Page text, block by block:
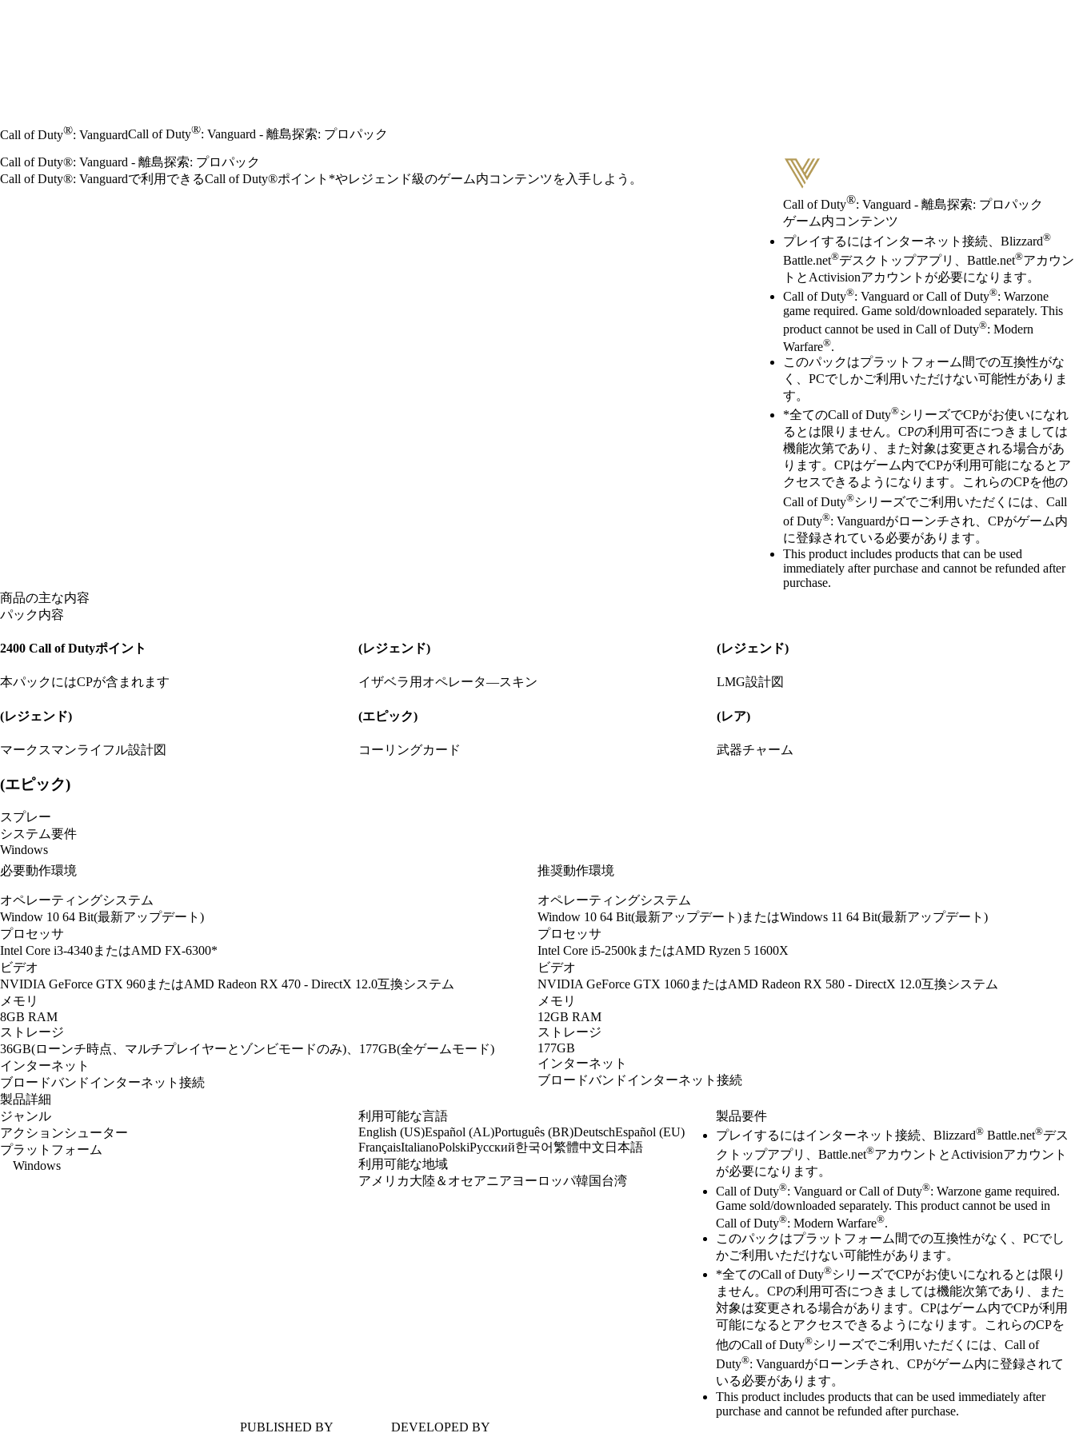
Call of Duty®: VanguardCall of Duty®: Vanguard - 離島探索: プロパック
Call of Duty®: Vanguard - 離島探索: プロパック
ゲーム内コンテンツ
価格
Available actions
プレイするにはインターネット接続、Blizzard®
Battle.net®デスクトップアプリ、Battle.net®アカウン
トとActivisionアカウントが必要になります。
Call of Duty®: Vanguard or Call of Duty®: Warzone
game required. Game sold/downloaded separately. This
product cannot be used in Call of Duty®: Modern
Warfare®.
このパックはプラットフォーム間での互換性がな
く、PCでしかご利用いただけない可能性がありま
す。
*全てのCall of Duty®シリーズでCPがお使いになれ
るとは限りません。CPの利用可否につきましては
機能次第であり、また対象は変更される場合があ
ります。CPはゲーム内でCPが利用可能になるとア
クセスできるようになります。これらのCPを他の
Call of Duty®シリーズでご利用いただくには、Call
of Duty®: Vanguardがローンチされ、CPがゲーム内
に登録されている必要があります。
This product includes products that can be used
immediately after purchase and cannot be refunded after
purchase.
Call of Duty®: Vanguard - 離島探索: プロパック
Call of Duty®: Vanguardで利用できるCall of Duty®ポイント*やレジェンド級のゲーム内コンテンツを入手しよう。
商品の主な内容
パック内容
2400 Call of Dutyポイント
本パックにはCPが含まれます
(レジェンド)
イザベラ用オペレータ―スキン
(レジェンド)
LMG設計図
(レジェンド)
マークスマンライフル設計図
(エピック)
コーリングカード
(レア)
武器チャーム
(エピック)
スプレー
システム要件
Windows
必要動作環境
オペレーティングシステム
Window 10 64 Bit(最新アップデート)
プロセッサ
Intel Core i3-4340またはAMD FX-6300*
ビデオ
NVIDIA GeForce GTX 960またはAMD Radeon RX 470 - DirectX 12.0互換システム
メモリ
8GB RAM
ストレージ
36GB(ローンチ時点、マルチプレイヤーとゾンビモードのみ)、177GB(全ゲームモード)
インターネット
ブロードバンドインターネット接続
推奨動作環境
オペレーティングシステム
Window 10 64 Bit(最新アップデート)またはWindows 11 64 Bit(最新アップデート)
プロセッサ
Intel Core i5-2500kまたはAMD Ryzen 5 1600X
ビデオ
NVIDIA GeForce GTX 1060またはAMD Radeon RX 580 - DirectX 12.0互換システム
メモリ
12GB RAM
ストレージ
177GB
インターネット
ブロードバンドインターネット接続
製品詳細
ジャンル
アクションシューター
プラットフォーム
Windows
利用可能な言語
English (US)Español (AL)Português (BR)DeutschEspañol (EU)
FrançaisItalianoPolskiРусский한국어繁體中文 日本語
利用可能な地域
アメリカ大陸＆オセアニアヨーロッパ韓国台湾
製品要件
プレイするにはインターネット接続、Blizzard® Battle.net®デス
クトップアプリ、Battle.net®アカウントとActivisionアカウント
が必要になります。
Call of Duty®: Vanguard or Call of Duty®: Warzone game required.
Game sold/downloaded separately. This product cannot be used in
Call of Duty®: Modern Warfare®.
このパックはプラットフォーム間での互換性がなく、PCでし
かご利用いただけない可能性があります。
*全てのCall of Duty®シリーズでCPがお使いになれるとは限り
ません。CPの利用可否につきましては機能次第であり、また
対象は変更される場合があります。CPはゲーム内でCPが利用
可能になるとアクセスできるようになります。これらのCPを
他のCall of Duty®シリーズでご利用いただくには、Call of
Duty®: Vanguardがローンチされ、CPがゲーム内に登録されて
いる必要があります。
This product includes products that can be used immediately after
purchase and cannot be refunded after purchase.
PUBLISHED BY
DEVELOPED BY